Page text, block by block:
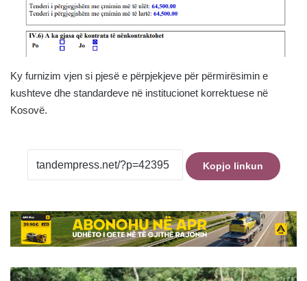
Ky furnizim vjen si pjesë e përpjekjeve për përmirësimin e
kushteve dhe standardeve në institucionet korrektuese në
Kosovë.
Kopjo linkun
Ngjarje